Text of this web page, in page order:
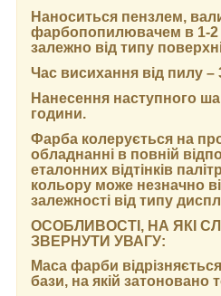
Наноситься пензлем,
фарбопопилювачем в 1-2
залежно від типу поверхні
Час висихання від пилу –
Нанесення наступного
години.
Фарба колерується на
обладнанні в повній
еталонних відтінків
кольору може незначно
залежності від типу
ОСОБЛИВОСТІ, НА ЯКІ
ЗВЕРНУТИ УВАГУ:
Маса фарби
бази, на якій затоновано